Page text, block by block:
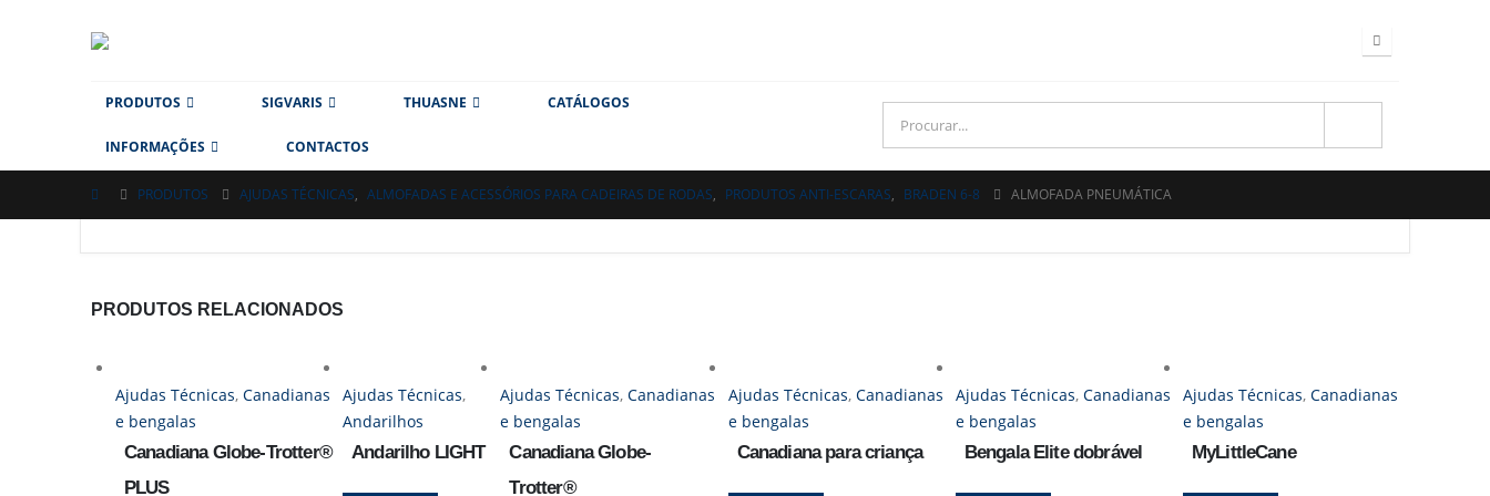
PRODUTOS SIGVARIS THUASNE CATÁLOGOS
INFORMAÇÕES CONTACTOS
PRODUTOS AJUDAS TÉCNICAS, ALMOFADAS E ACESSÓRIOS PARA CADEIRAS DE RODAS, PRODUTOS ANTI-ESCARAS, BRADEN 6-8 ALMOFADA PNEUMÁTICA
PRODUTOS RELACIONADOS
Ajudas Técnicas, Canadianas
e bengalas
Canadiana Globe-Trotter®
PLUS
Ajudas Técnicas,
Andarilhos
Andarilho LIGHT
Ajudas Técnicas,Canadianas
e bengalas
Canadiana Globe-
Trotter®
Ajudas Técnicas, Canadianas
e bengalas
Canadiana para criança
Ajudas Técnicas, Canadianas
e bengalas
Bengala Elite dobrável
Ajudas Técnicas, Canadianas
e bengalas
MyLittleCane